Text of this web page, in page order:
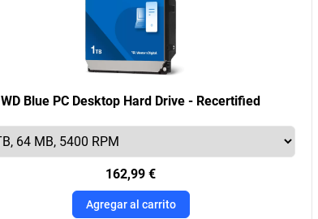
WD Blue PC Desktop Hard Drive - Recertified
162,99 €
Agregar al carrito